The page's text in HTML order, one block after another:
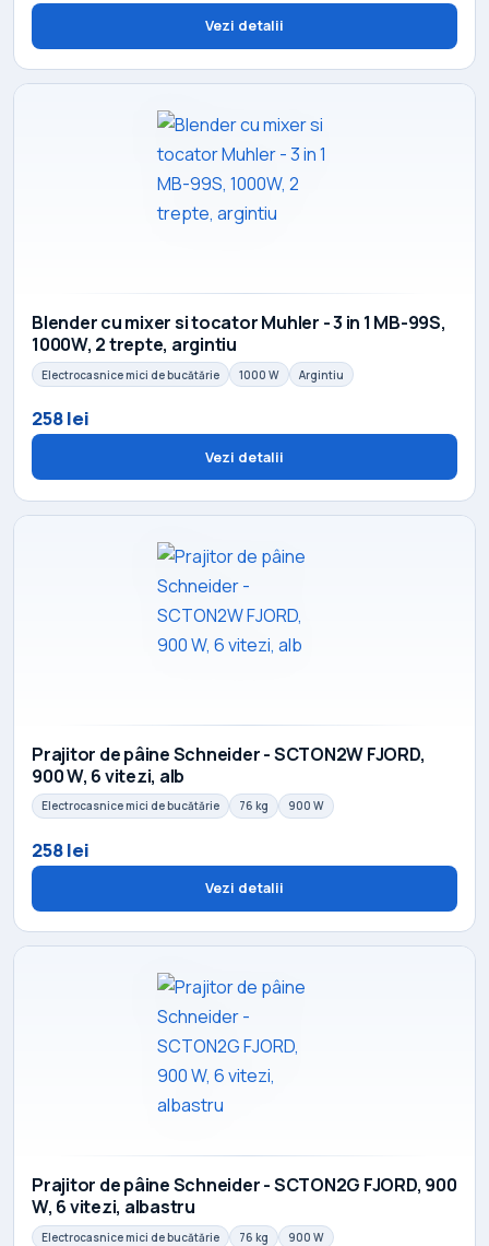
Vezi detalii
Blender cu mixer si tocator Muhler - 3 in 1 MB-99S,
1000W, 2 trepte, argintiu
Electrocasnice mici de bucătărie 1000 W Argintiu
258 lei
Vezi detalii
Prajitor de pâine Schneider - SCTON2W FJORD,
900 W, 6 vitezi, alb
Electrocasnice mici de bucătărie 76 kg 900 W
258 lei
Vezi detalii
Prajitor de pâine Schneider - SCTON2G FJORD, 900
W, 6 vitezi, albastru
Electrocasnice mici de bucătărie 76 kg 900 W